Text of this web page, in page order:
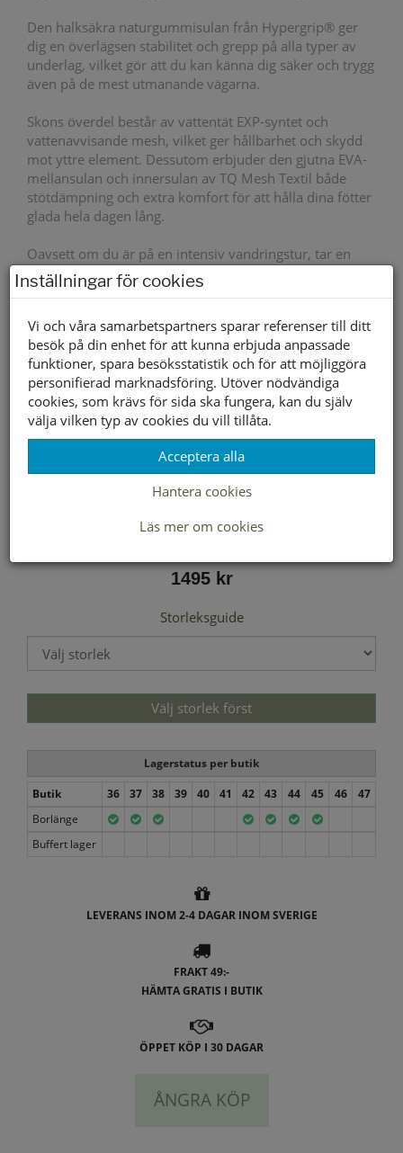
Den halksäkra naturgummisulan från Hypergrip® ger
dig en överlägsen stabilitet och grepp på alla typer av
underlag, vilket gör att du kan känna dig säker och trygg
även på de mest utmanande vägarna.
Skons överdel består av vattentät EXP-syntet och
vattenavvisande mesh, vilket ger hållbarhet och skydd
mot yttre element. Dessutom erbjuder den gjutna EVA-
mellansulan och innersulan av TQ Mesh Textil både
stötdämpning och extra komfort för att hålla dina fötter
glada hela dagen lång.
Oavsett om du är på en intensiv vandringstur, tar en
lång promenad genom staden eller utforskar naturen,
kommer vår utomhus- och aktivitetssko att vara din
komfort och säkerhet i varje steg.
Varmfodrad Ja
Vattentät
Yttersula material Gummi
Textil/Syntet
Textil/Syntet
Boa snörning
1495 kr
Storleksguide
Välj storlek först
Lagerstatus per butik
Butik
36 37 38 39 40 41 42 43 44 45 46
47
Borlänge
Buffert lager
LEVERANS INOM 2-4 DAGAR INOM SVERIGE
FRAKT 49:-
HÄMTA GRATIS I BUTIK
ÖPPET KÖP I 30 DAGAR
ÅNGRA KÖP
Inställningar för cookies
Vi och våra samarbetspartners sparar referenser till ditt
besök på din enhet för att kunna erbjuda anpassade
funktioner, spara besöksstatistik och för att möjliggöra
personifierad marknadsföring. Utöver nödvändiga
cookies, som krävs för sida ska fungera, kan du själv
välja vilken typ av cookies du vill tillåta.
Acceptera alla
Hantera cookies
Läs mer om cookies